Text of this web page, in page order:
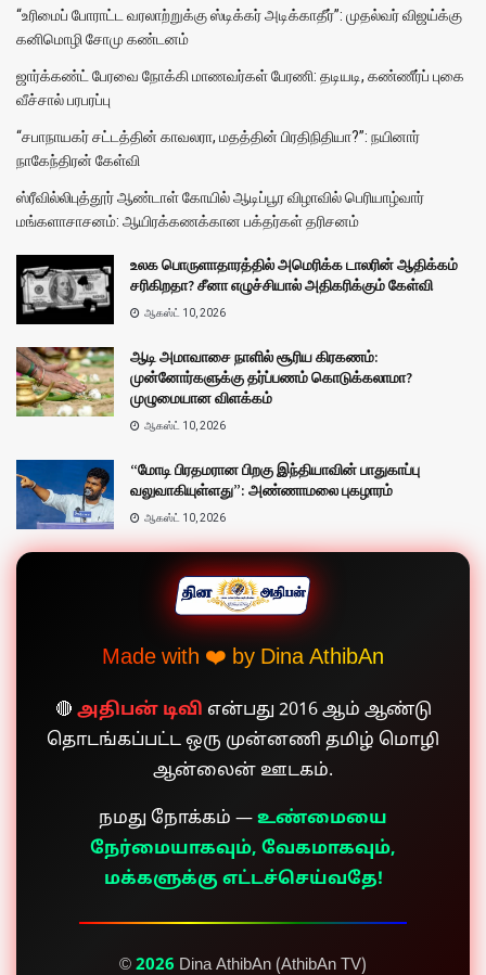
“உரிமைப் போராட்ட வரலாற்றுக்கு ஸ்டிக்கர் அடிக்காதீர்”: முதல்வர் விஜய்க்கு
கனிமொழி சோமு கண்டனம்
ஜார்க்கண்ட் பேரவை நோக்கி மாணவர்கள் பேரணி: தடியடி, கண்ணீர்ப் புகை
வீச்சால் பரபரப்பு
“சபாநாயகர் சட்டத்தின் காவலரா, மதத்தின் பிரதிநிதியா?”: நயினார்
நாகேந்திரன் கேள்வி
ஸ்ரீவில்லிபுத்தூர் ஆண்டாள் கோயில் ஆடிப்பூர விழாவில் பெரியாழ்வார்
மங்களாசாசனம்: ஆயிரக்கணக்கான பக்தர்கள் தரிசனம்
உலக பொருளாதாரத்தில் அமெரிக்க டாலரின் ஆதிக்கம்
சரிகிறதா? சீனா எழுச்சியால் அதிகரிக்கும் கேள்வி
ஆகஸ்ட் 10, 2026
ஆடி அமாவாசை நாளில் சூரிய கிரகணம்:
முன்னோர்களுக்கு தர்ப்பணம் கொடுக்கலாமா?
முழுமையான விளக்கம்
ஆகஸ்ட் 10, 2026
“மோடி பிரதமரான பிறகு இந்தியாவின் பாதுகாப்பு
வலுவாகியுள்ளது”: அண்ணாமலை புகழாரம்
ஆகஸ்ட் 10, 2026
Made with ❤️ by Dina AthibAn
🔴 அதிபன் டிவி என்பது 2016 ஆம் ஆண்டு
தொடங்கப்பட்ட ஒரு முன்னணி தமிழ் மொழி
ஆன்லைன் ஊடகம்.
நமது நோக்கம் — உண்மையை
நேர்மையாகவும், வேகமாகவும்,
மக்களுக்கு எட்டச்செய்வதே!
© 2026 Dina AthibAn (AthibAn TV)